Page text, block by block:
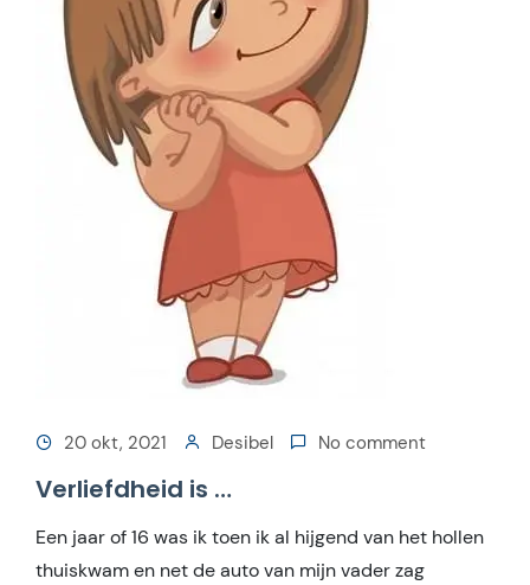
20 okt, 2021 Desibel No comment
Verliefdheid is …
Een jaar of 16 was ik toen ik al hijgend van het hollen
thuiskwam en net de auto van mijn vader zag